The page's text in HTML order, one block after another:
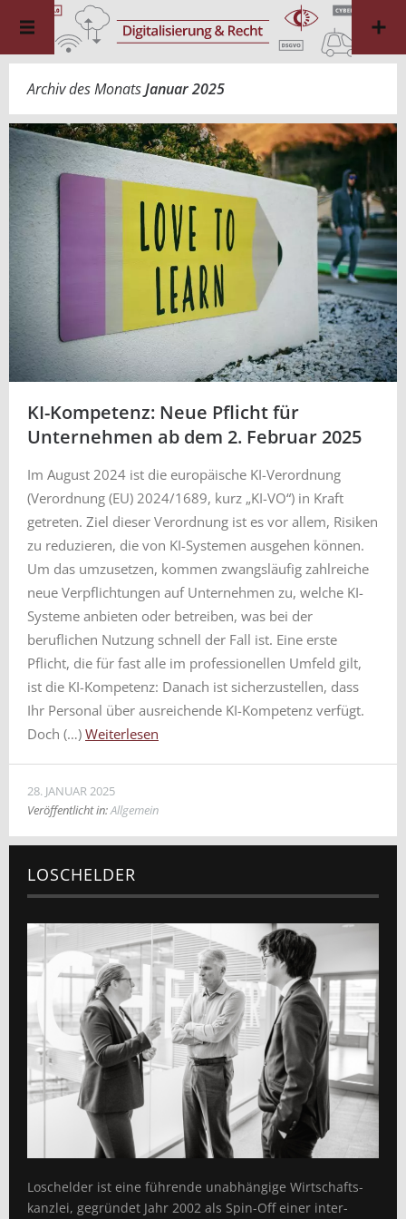
Archiv des MonatsJanuar 2025
KI-Kompetenz: Neue Pflicht für
Unternehmen ab dem 2. Februar 2025
Im August 2024 ist die europäische KI-Verordnung
(Verordnung (EU) 2024/1689, kurz „KI-VO“) in Kraft
getreten. Ziel dieser Verordnung ist es vor allem, Risiken
zu reduzieren, die von KI-Systemen ausgehen können.
Um das umzusetzen, kommen zwangsläufig zahlreiche
neue Verpflichtungen auf Unternehmen zu, welche KI-
Systeme anbieten oder betreiben, was bei der
beruflichen Nutzung schnell der Fall ist. Eine erste
Pflicht, die für fast alle im professionellen Umfeld gilt,
ist die KI-Kompetenz: Danach ist sicherzustellen, dass
Ihr Personal über ausreichende KI-Kompetenz verfügt.
Doch (…) Weiterlesen
28. JANUAR 2025
Veröffentlicht in:Allgemein
LOSCHELDER
Loschelder ist eine führende unabhängige Wirtschafts­
kanzlei, gegründet Jahr 2002 als Spin-Off einer inter­